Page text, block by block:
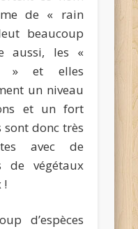
de « rain
beaucoup
aussi, les «
» et elles
un niveau
et un fort
sont donc très
avec de
de végétaux
!
d’espèces